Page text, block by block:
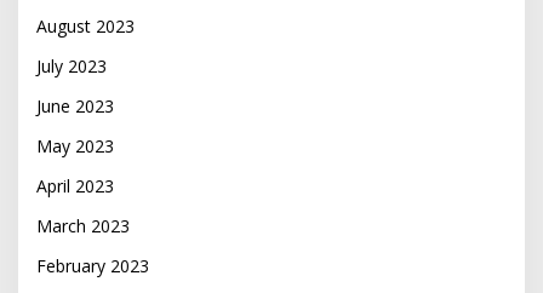
August 2023
July 2023
June 2023
May 2023
April 2023
March 2023
February 2023